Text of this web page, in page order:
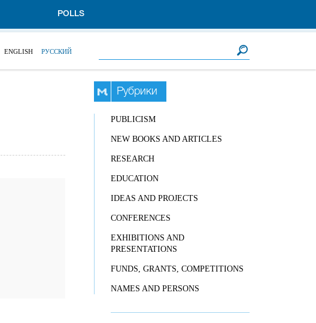
POLLS
ENGLISH РУССКИЙ
Рубрики
PUBLICISM
NEW BOOKS AND ARTICLES
RESEARCH
EDUCATION
IDEAS AND PROJECTS
CONFERENCES
EXHIBITIONS AND
PRESENTATIONS
FUNDS, GRANTS, COMPETITIONS
NAMES AND PERSONS